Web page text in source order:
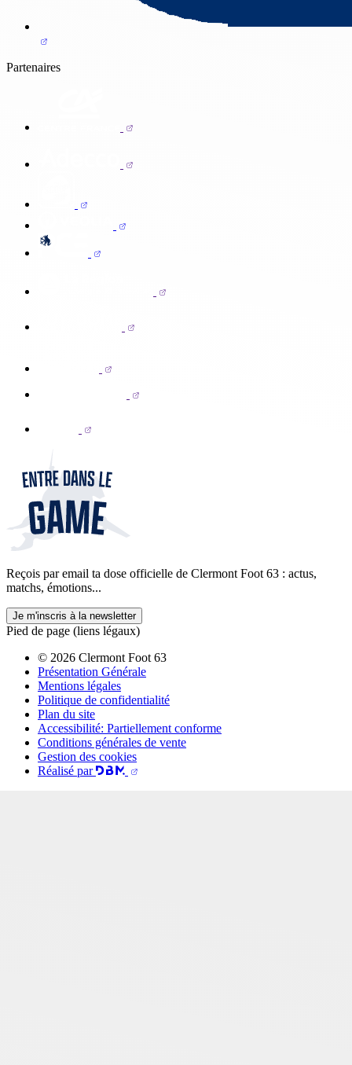
Partenaires
Reçois par email ta dose officielle de Clermont Foot 63 : actus,
matchs, émotions...
Je m'inscris à la newsletter
Pied de page (liens légaux)
© 2026 Clermont Foot 63
Présentation Générale
Mentions légales
Politique de confidentialité
Plan du site
Accessibilité: Partiellement conforme
Conditions générales de vente
Gestion des cookies
Réalisé par